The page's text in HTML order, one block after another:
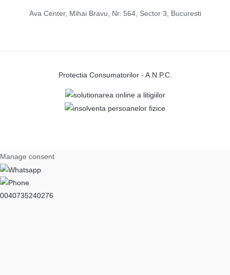
Ava Center, Mihai Bravu, Nr. 564, Sector 3, Bucuresti
Protectia Consumatorilor - A.N.P.C.
Manage consent
0040735240276